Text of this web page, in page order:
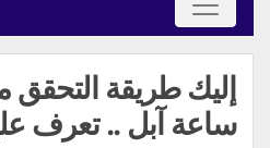
إليك طريقة
ساعة آبل .. تعرف